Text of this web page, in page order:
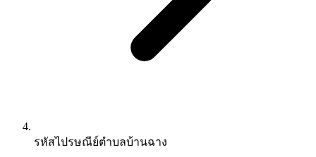
รหัสไปรษณีย์ตำบลบ้านฉาง